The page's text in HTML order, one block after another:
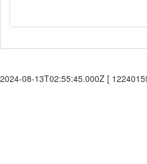
2024-08-13T02:55:45.000Z [